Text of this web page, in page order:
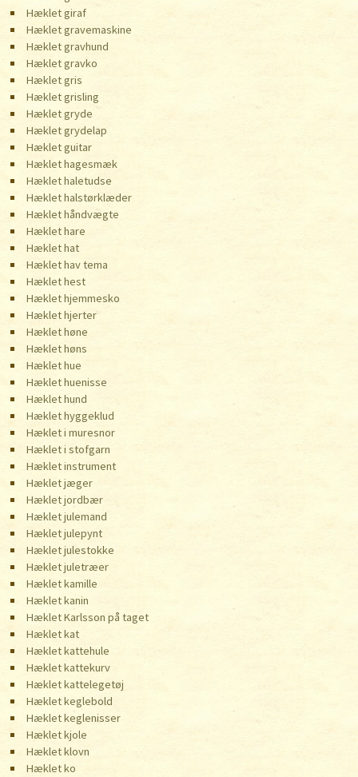
Hæklet giraf
Hæklet gravemaskine
Hæklet gravhund
Hæklet gravko
Hæklet gris
Hæklet grisling
Hæklet gryde
Hæklet grydelap
Hæklet guitar
Hæklet hagesmæk
Hæklet haletudse
Hæklet halstørklæder
Hæklet håndvægte
Hæklet hare
Hæklet hat
Hæklet hav tema
Hæklet hest
Hæklet hjemmesko
Hæklet hjerter
Hæklet høne
Hæklet høns
Hæklet hue
Hæklet huenisse
Hæklet hund
Hæklet hyggeklud
Hæklet i muresnor
Hæklet i stofgarn
Hæklet instrument
Hæklet jæger
Hæklet jordbær
Hæklet julemand
Hæklet julepynt
Hæklet julestokke
Hæklet juletræer
Hæklet kamille
Hæklet kanin
Hæklet Karlsson på taget
Hæklet kat
Hæklet kattehule
Hæklet kattekurv
Hæklet kattelegetøj
Hæklet keglebold
Hæklet keglenisser
Hæklet kjole
Hæklet klovn
Hæklet ko